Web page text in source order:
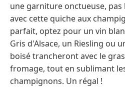
une garniture onctueuse,
avec cette quiche aux
parfait, optez pour un vin
Gris d'Alsace, un Riesling ou
boisé trancheront avec le
fromage, tout en sublimant
champignons. Un régal !